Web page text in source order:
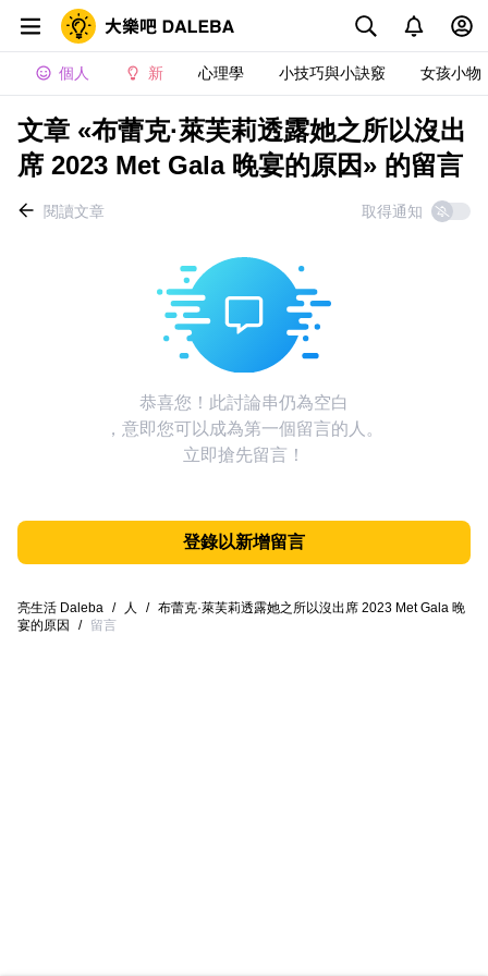
個人 新 心理學 小技巧與小訣竅 女孩小物
文章 «布蕾克·萊芙莉透露她之所以沒出
席 2023 Met Gala 晚宴的原因» 的留言
閱讀文章 取得通知
恭喜您！此討論串仍為空白
，意即您可以成為第一個留言的人。
立即搶先留言！
登錄以新增留言
亮生活 Daleba / 人 / 布蕾克·萊芙莉透露她之所以沒出席 2023 Met Gala 晚
宴的原因
/ 留言